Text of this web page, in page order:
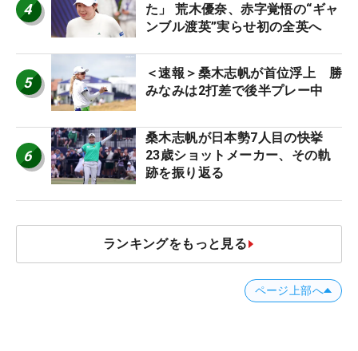
4
た」 荒木優奈、赤字覚悟の“ギャ
ンブル渡英”実らせ初の全英へ
5
＜速報＞桑木志帆が首位浮上 勝
みなみは2打差で後半プレー中
6
桑木志帆が日本勢7人目の快挙
23歳ショットメーカー、その軌
跡を振り返る
ランキングをもっと見る
ページ上部へ